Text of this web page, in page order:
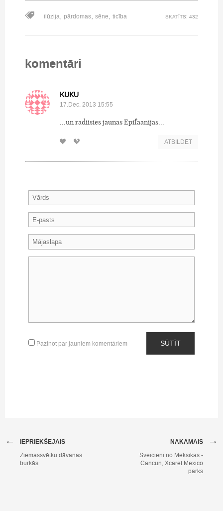
ilūzija, pārdomas, sēne, ticība SKATĪTS: 432
komentāri
KUKU
17.Dec, 2013 15:55
...un radiisies jaunas Epifaanijas...
ATBILDĒT
Paziņot par jauniem komentāriem SŪTĪT
IEPRIEKŠĒJAIS
←
Ziemassvētku dāvanas
burkās
NĀKAMAIS →
Sveicieni no Meksikas -
Cancun, Xcaret Mexico
parks